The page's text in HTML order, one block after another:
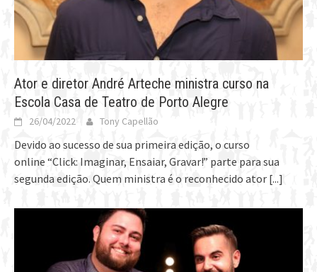
Ator e diretor André Arteche ministra curso na
Escola Casa de Teatro de Porto Alegre
26/04/2022 Tony Capellão
Devido ao sucesso de sua primeira edição, o curso
online “Click: Imaginar, Ensaiar, Gravar!” parte para sua
segunda edição. Quem ministra é o reconhecido ator [...]